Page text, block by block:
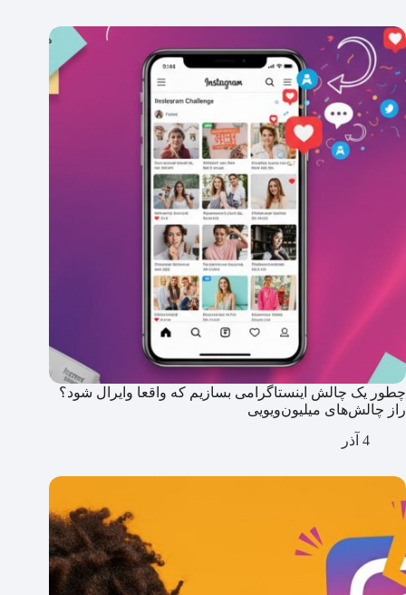
چطور یک چالش اینستاگرامی بسازیم که واقعا وایرال شود؟
راز چالش‌های میلیون‌ویویی
4 آذر